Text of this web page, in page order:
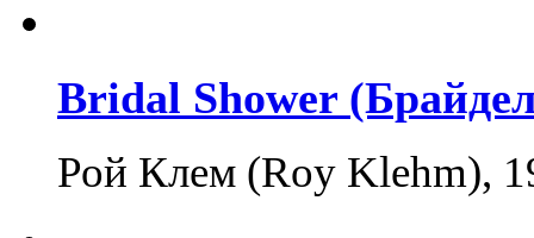
Bridal Shower
Рой Клем (Roy Klehm),